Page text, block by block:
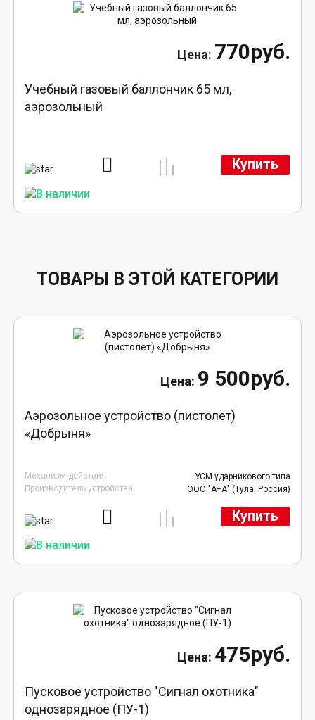
770руб.
Учебный газовый баллончик 65 мл,
аэрозольный
Купить
ТОВАРЫ В ЭТОЙ КАТЕГОРИИ
9 500руб.
Аэрозольное устройство (пистолет)
«Добрыня»
Механизм действия
УСМ ударникового типа
Производитель устройства
ООО "А+А" (Тула, Россия)
Купить
475руб.
Пусковое устройство "Сигнал охотника"
однозарядное (ПУ-1)